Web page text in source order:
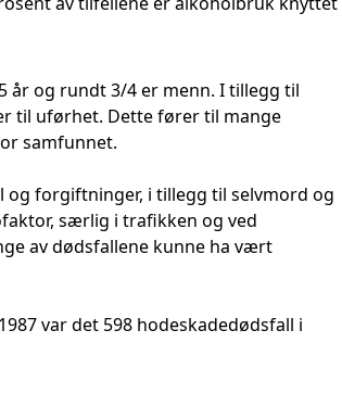
år og rundt 3/4 er menn. I tillegg til
til uførhet. Dette fører til mange
samfunnet.
forgiftninger, i tillegg til selvmord og
særlig i trafikken og ved
av dødsfallene kunne ha vært
var det 598 hodeskadedødsfall i